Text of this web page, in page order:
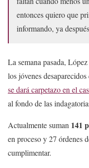
entonces quiero que
informando, ya
La semana pasada,
los jóvenes
se dará carpetazo en el
al fondo de las
Actualmente suman 141
en proceso y 27 órdenes
cumplimentar.